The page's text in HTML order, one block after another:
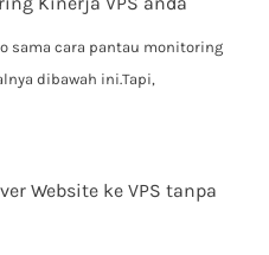
sama cara pantau monitoring
dibawah ini.Tapi,
Website ke VPS tanpa